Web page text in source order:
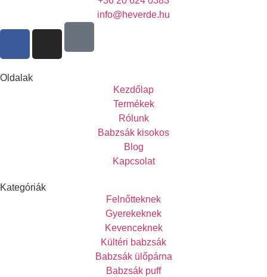
info@heverde.hu
Oldalak
Kezdőlap
Termékek
Rólunk
Babzsák kisokos
Blog
Kapcsolat
Kategóriák
Felnőtteknek
Gyerekeknek
Kevenceknek
Kültéri babzsák
Babzsák ülőpárna
Babzsák puff